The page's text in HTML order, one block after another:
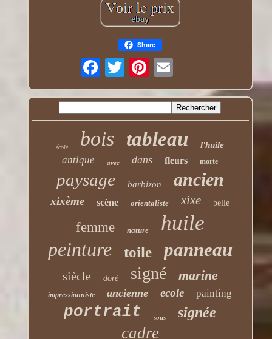
Share
école bois tableau l'huile
antique avec dans fleurs morte
paysage barbizon ancien
xixème scène orientaliste xixe belle
femme nature huile
peinture toile panneau
siècle doré signé marine
impressionniste ancienne ecole painting
portrait sous signée
cadre